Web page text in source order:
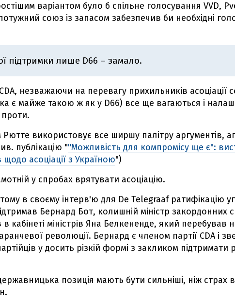
варіантом було б спільне голосування VVD,
союз із запасом забезпечив би необхідні
підтримки лише D66 – замало.
незважаючи на перевагу прихильників асоціації
є майже такою ж як у D66) все ще вагаються і
проти.
використовує все ширшу палітру аргументів,
публікацію ""Можливість для компромісу ще є":
щодо асоціації з Україною")
у спробах врятувати асоціацію.
тому в своєму інтерв'ю для De Telegraaf ратифікацію
Бернард Бот, колишній міністр закордонних
в кабінеті міністрів Яна Белкененде, який перебував
революції. Бернард є членом партії CDA і
у досить різкій формі з закликом підтримати
позиція мають бути сильніші, ніж страх